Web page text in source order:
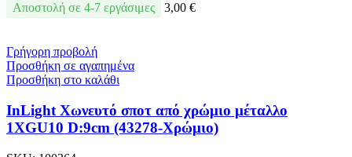
Αποστολή σε 4-7 εργάσιμες 3,00 €
Γρήγορη προβολή
Προσθήκη σε αγαπημένα
Προσθήκη στο καλάθι
InLight Χωνευτό σποτ από χρώμιο μέταλλο
1XGU10 D:9cm (43278-Χρώμιο)